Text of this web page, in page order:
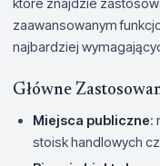
zaawansowanym
najbardziej
Główne
Miejsca publiczne:
stoisk handlowych